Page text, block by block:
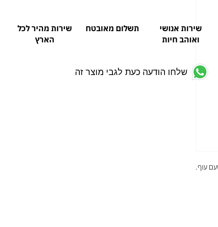
עוף.
שירות מהיר לכל
הארץ
שלחו הודעה כעת לגבי מוצר זה
תשלום מאובטח
שירות אנושי
ואוהב חיות